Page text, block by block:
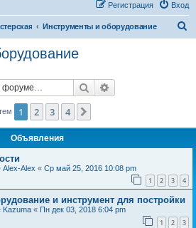
Вход
Регистрация
Инструменты и оборудование
Поиск
1 2 3 4
Объявления
Alex-Alex « Ср май 25, 2016 10:08 pm
1 2 3 4
и инструмент для постройки
Kazuma « Пн дек 03, 2018 6:04 pm
1 2 3